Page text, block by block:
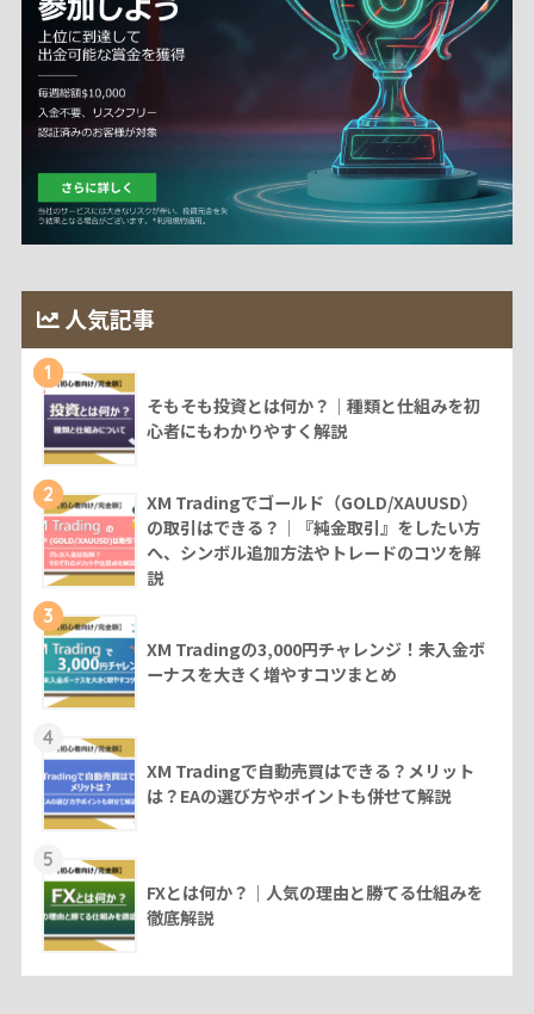
人気記事
1
そもそも投資とは何か？｜種類と仕組みを初
心者にもわかりやすく解説
2
XM Tradingでゴールド（GOLD/XAUUSD）
の取引はできる？｜『純金取引』をしたい方
へ、シンボル追加方法やトレードのコツを解
説
3
XM Tradingの3,000円チャレンジ！未入金ボ
ーナスを大きく増やすコツまとめ
4
XM Tradingで自動売買はできる？メリット
は？EAの選び方やポイントも併せて解説
5
FXとは何か？｜人気の理由と勝てる仕組みを
徹底解説